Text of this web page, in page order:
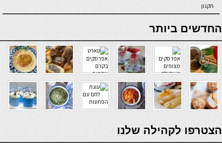
תקנון
online casino
החדשים ביותר
verde casino
הצטרפו לקהילה שלנו